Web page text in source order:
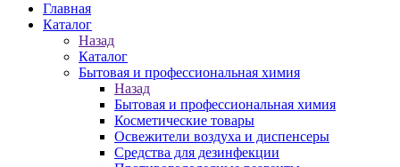
Главная
Каталог
Назад
Каталог
Бытовая и профессиональная химия
Назад
Бытовая и профессиональная химия
Косметические товары
Освежители воздуха и диспенсеры
Средства для дезинфекции